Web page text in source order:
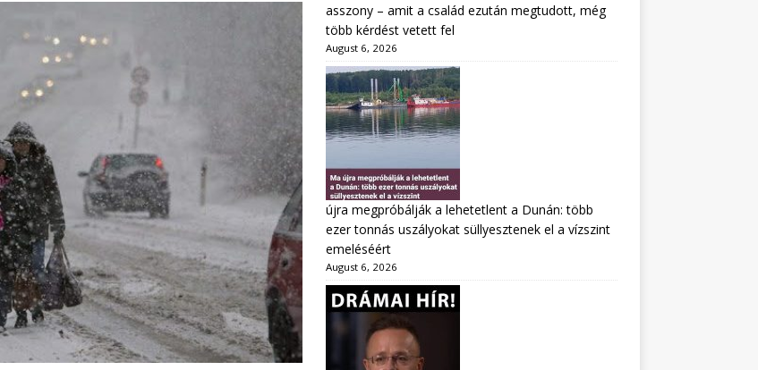
asszony – amit a család ezután megtudott, még
több kérdést vetett fel
August 6, 2026
újra megpróbálják a lehetetlent a Dunán: több
ezer tonnás uszályokat süllyesztenek el a vízszint
emeléséért
August 6, 2026